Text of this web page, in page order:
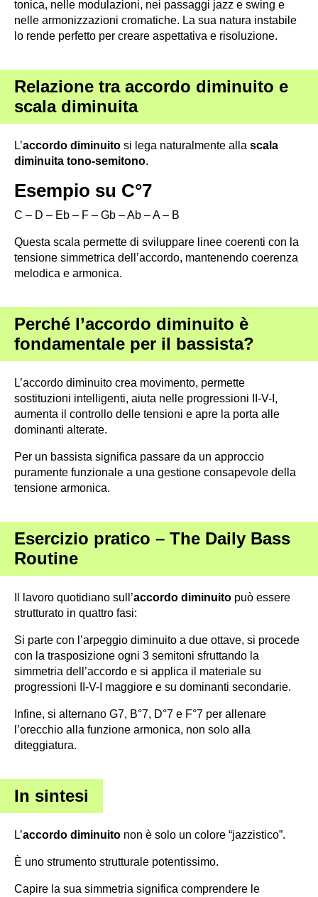
tonica, nelle modulazioni, nei passaggi jazz e swing e
nelle armonizzazioni cromatiche. La sua natura instabile
lo rende perfetto per creare aspettativa e risoluzione.
Relazione tra accordo diminuito e
scala diminuita
L’accordo diminuito si lega naturalmente alla scala
diminuita tono-semitono.
Esempio su C°7
C – D – Eb – F – Gb – Ab – A – B
Questa scala permette di sviluppare linee coerenti con la
tensione simmetrica dell’accordo, mantenendo coerenza
melodica e armonica.
Perché l’accordo diminuito è
fondamentale per il bassista?
L’accordo diminuito crea movimento, permette
sostituzioni intelligenti, aiuta nelle progressioni II-V-I,
aumenta il controllo delle tensioni e apre la porta alle
dominanti alterate.
Per un bassista significa passare da un approccio
puramente funzionale a una gestione consapevole della
tensione armonica.
Esercizio pratico – The Daily Bass
Routine
Il lavoro quotidiano sull’accordo diminuito può essere
strutturato in quattro fasi:
Si parte con l’arpeggio diminuito a due ottave, si procede
con la trasposizione ogni 3 semitoni sfruttando la
simmetria dell’accordo e si applica il materiale su
progressioni II-V-I maggiore e su dominanti secondarie.
Infine, si alternano G7, B°7, D°7 e F°7 per allenare
l’orecchio alla funzione armonica, non solo alla
diteggiatura.
In sintesi
L’accordo diminuito non è solo un colore “jazzistico”.
È uno strumento strutturale potentissimo.
Capire la sua simmetria significa comprendere le